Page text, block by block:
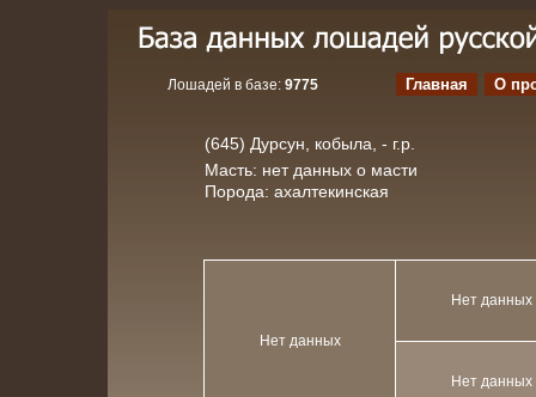
Лошадей в базе: 9775 Главная О
(645) Дурсун, кобыла, - г.р.
Масть: нет данных о масти
Порода: ахалтекинская
Нет данных
Нет данных
Нет данных